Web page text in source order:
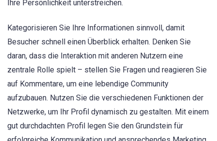
Ihre Persönlichkeit unterstreichen.
Kategorisieren Sie Ihre Informationen sinnvoll, damit
Besucher schnell einen Überblick erhalten. Denken Sie
daran, dass die Interaktion mit anderen Nutzern eine
zentrale Rolle spielt – stellen Sie Fragen und reagieren Sie
auf Kommentare, um eine lebendige Community
aufzubauen. Nutzen Sie die verschiedenen Funktionen der
Netzwerke, um Ihr Profil dynamisch zu gestalten. Mit einem
gut durchdachten Profil legen Sie den Grundstein für